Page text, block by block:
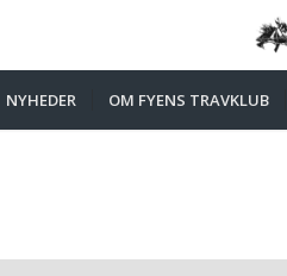
NYHEDER OM FYENS TRAVKLUB